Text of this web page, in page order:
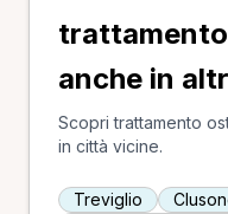
anche in
Scopri trattamento
in città vicine.
Treviglio